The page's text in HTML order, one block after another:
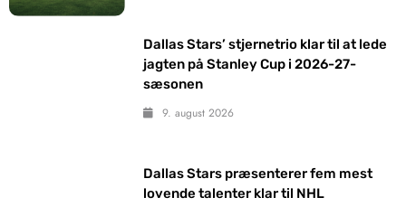
Dallas Stars’ stjernetrio klar til at lede
jagten på Stanley Cup i 2026-27-
sæsonen
9. august 2026
Dallas Stars præsenterer fem mest
lovende talenter klar til NHL